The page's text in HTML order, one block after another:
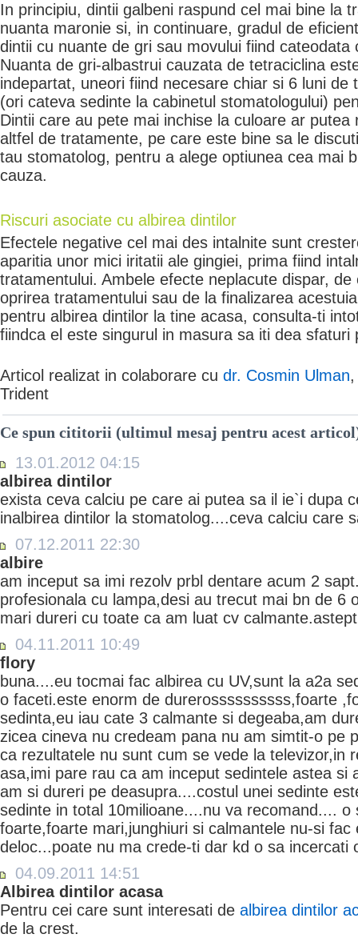
In principiu, dintii galbeni raspund cel mai bine la
nuanta maronie si, in continuare, gradul de
dintii cu nuante de gri sau movului fiind cateodata
Nuanta de gri-albastrui cauzata de tetraciclina
indepartat, uneori fiind necesare chiar si 6 luni de
(ori cateva sedinte la cabinetul stomatologului)
Dintii care au pete mai inchise la culoare ar putea
altfel de tratamente, pe care este bine sa le
tau stomatolog, pentru a alege optiunea cea mai
cauza.
Riscuri asociate cu albirea dintilor
Efectele negative cel mai des intalnite sunt
aparitia unor mici iritatii ale gingiei, prima fiind
tratamentului. Ambele efecte neplacute dispar,
oprirea tratamentului sau de la finalizarea
pentru albirea dintilor la tine acasa, consulta-ti
fiindca el este singurul in masura sa iti dea sfaturi
Articol realizat in colaborare cu dr. Cosmin Ulman
Trident
Ce spun cititorii (ultimul mesaj pentru acest
13.01.2012 04:15
albirea dintilor
exista ceva calciu pe care ai putea sa il ie`i dupa
inalbirea dintilor la stomatolog....ceva calciu care
07.12.2011 22:30
albire
am inceput sa imi rezolv prbl dentare acum 2
profesionala cu lampa,desi au trecut mai bn de 6
mari dureri cu toate ca am luat cv
04.11.2011 10:49
flory
buna....eu tocmai fac albirea cu UV,sunt la a2a
o faceti.este enorm de durerossssssssss,foarte
sedinta,eu iau cate 3 calmante si degeaba,am
zicea cineva nu credeam pana nu am simtit-o pe
ca rezultatele nu sunt cum se vede la televizor,in
asa,imi pare rau ca am inceput sedintele astea si
am si dureri pe deasupra....costul unei sedinte
sedinte in total 10milioane....nu va recomand.... o
foarte,foarte mari,junghiuri si calmantele nu-si fac
deloc...poate nu ma crede-ti dar kd o sa incercati
04.09.2011 14:51
Albirea dintilor acasa
Pentru cei care sunt interesati de albirea dintilor
de la crest.